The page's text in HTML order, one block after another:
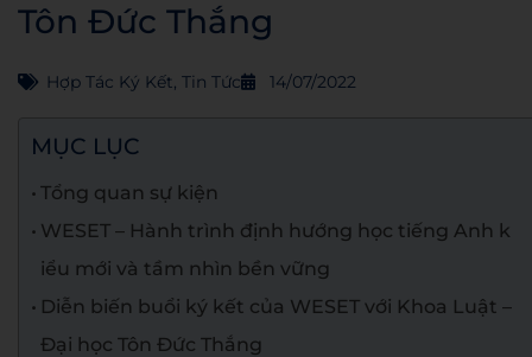
Tôn Đức Thắng
Hợp Tác Ký Kết, Tin Tức 14/07/2022
MỤC LỤC
Tổng quan sự kiện
WESET – Hành trình định hướng học tiếng Anh k
iểu mới và tầm nhìn bền vững
Diễn biến buổi ký kết của WESET với Khoa Luật –
Đại học Tôn Đức Thắng